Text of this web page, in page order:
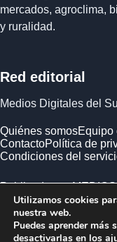
mercados, agroclima,
y ruralidad.
Red editorial
Medios Digitales del
Quiénes somosEquipo
ContactoPolítica de
Condiciones del
Publicado por
Empresa registrada
Utilizamos cookies
nuestra web.
Puedes aprender más
desactivarlas en los